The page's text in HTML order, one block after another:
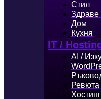
Стил
Здраве
Дом
Кухня
IT /
AI /
Ревюта
Хостинг